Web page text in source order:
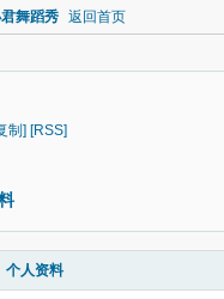
舞蹈秀 返回首页
制] [RSS]
个人资料